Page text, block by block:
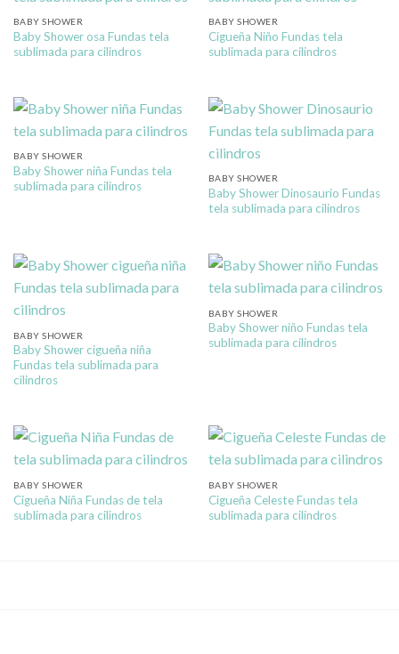
BABY SHOWER
Baby Shower osa Fundas tela
sublimada para cilindros
BABY SHOWER
Cigueña Niño Fundas tela
sublimada para cilindros
BABY SHOWER
Baby Shower niña Fundas tela
sublimada para cilindros
BABY SHOWER
Baby Shower Dinosaurio Fundas
tela sublimada para cilindros
BABY SHOWER
Baby Shower cigueña niña
Fundas tela sublimada para
cilindros
BABY SHOWER
Baby Shower niño Fundas tela
sublimada para cilindros
BABY SHOWER
Cigueña Niña Fundas de tela
sublimada para cilindros
BABY SHOWER
Cigueña Celeste Fundas tela
sublimada para cilindros